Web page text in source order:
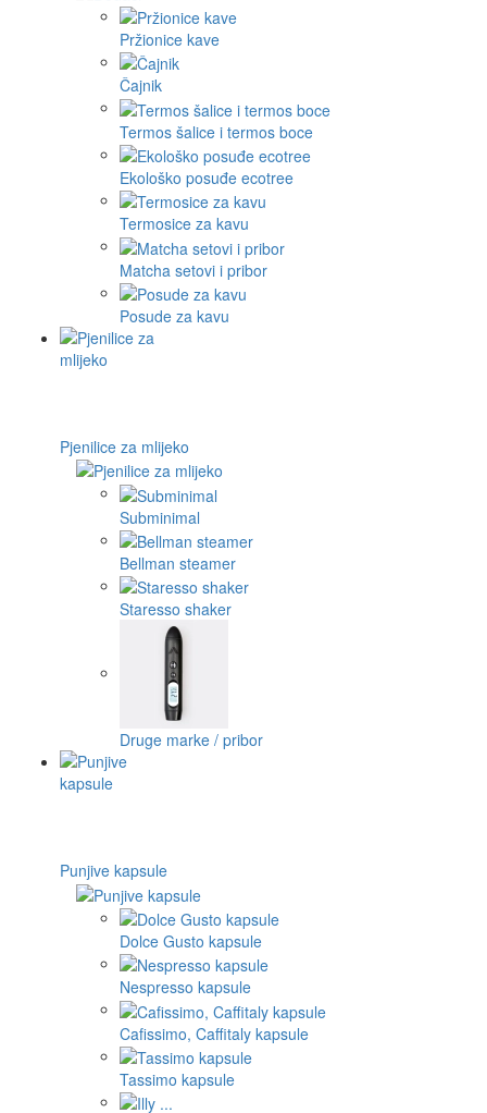
Pržionice kave
Čajnik
Termos šalice i termos boce
Ekološko posuđe ecotree
Termosice za kavu
Matcha setovi i pribor
Posude za kavu
Pjenilice za mlijeko
Subminimal
Bellman steamer
Staresso shaker
Druge marke / pribor
Punjive kapsule
Dolce Gusto kapsule
Nespresso kapsule
Cafissimo, Caffitaly kapsule
Tassimo kapsule